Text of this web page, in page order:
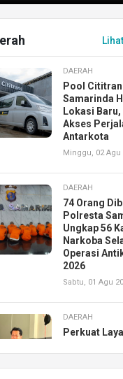
DAERAH
Pool
Samarinda
Lokasi
Akses
Antarkota
Minggu, 02 Agu
DAERAH
74 Orang
Polresta
Ungkap 56
Narkoba
Operasi
2026
Sabtu, 01 Agu
DAERAH
Perkuat
Resmikan